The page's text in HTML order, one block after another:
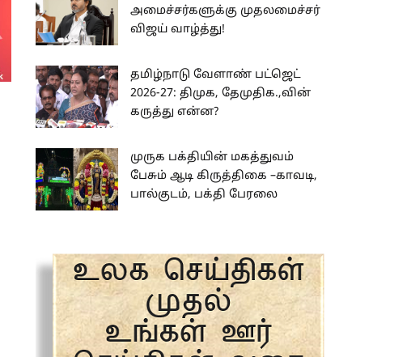
அமைச்சர்களுக்கு முதலமைச்சர்
விஜய் வாழ்த்து!
தமிழ்நாடு வேளாண் பட்ஜெட்
2026-27: திமுக, தேமுதிக.,வின்
கருத்து என்ன?
முருக பக்தியின் மகத்துவம்
பேசும் ஆடி கிருத்திகை –காவடி,
பால்குடம், பக்தி பேரலை